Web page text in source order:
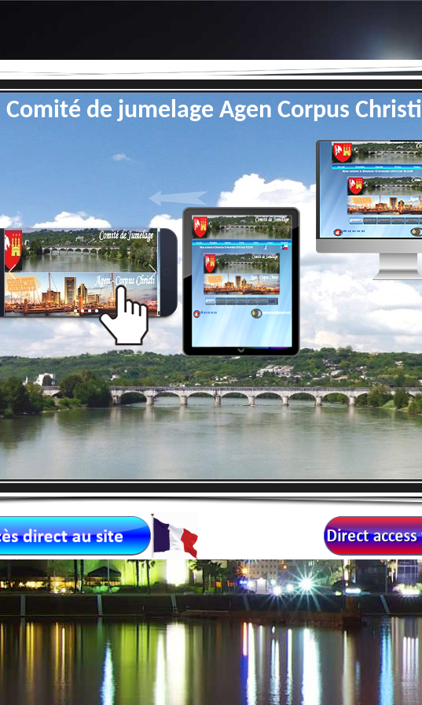
Comité de jumelage Agen Corpus Christi